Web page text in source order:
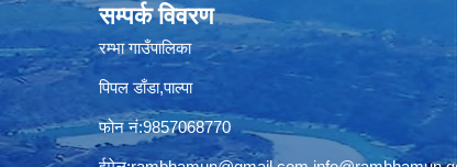
सम्पर्क विवरण
रम्भा गाउँपालिका
पिपल डाँडा,पाल्पा
फोन नं:9857068770